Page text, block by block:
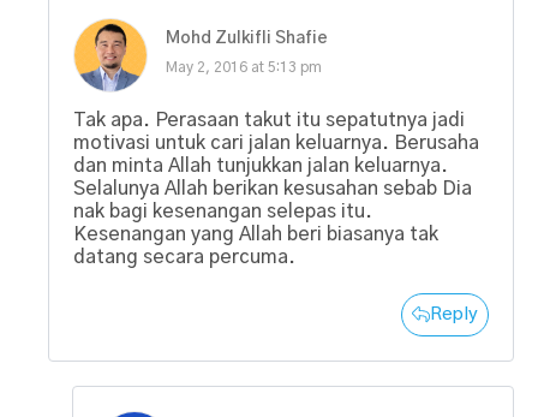
Mohd Zulkifli Shafie
May 2, 2016 at 5:13 pm
Tak apa. Perasaan takut itu sepatutnya jadi
motivasi untuk cari jalan keluarnya. Berusaha
dan minta Allah tunjukkan jalan keluarnya.
Selalunya Allah berikan kesusahan sebab Dia
nak bagi kesenangan selepas itu.
Kesenangan yang Allah beri biasanya tak
datang secara percuma.
Reply